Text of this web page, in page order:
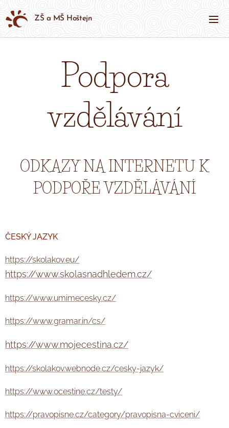
ZŠ a MŠ Hoštejn
Podpora
vzdělávání
ODKAZY NA INTERNETU K
PODPOŘE VZDĚLÁVÁNÍ
ČESKÝ JAZYK
https://skolakov.eu/
https://www.skolasnadhledem.cz/
https://www.umimecesky.cz/
https://www.gramar.in/cs/
https://www.mojecestina.cz/
https://skolakov.webnode.cz/cesky-jazyk/
https://www.ocestine.cz/testy/
https://pravopisne.cz/category/pravopisna-cviceni/